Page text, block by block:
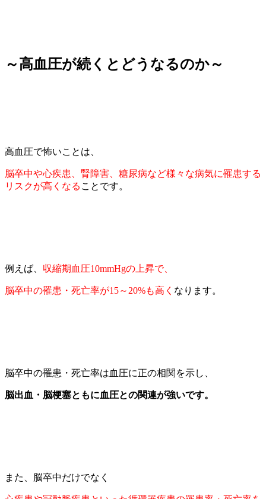
～高血圧が続くとどうなるのか～
高血圧で怖いことは、
脳卒中や心疾患、腎障害、糖尿病など様々な病気に罹患する
リスクが高くなる ことです。
例えば、 収縮期血圧10mmHgの上昇で、
脳卒中の罹患・死亡率が15～ 20%も高く なります。
脳卒中の罹患・死亡率は血圧に正の相関を示し、
脳出血・脳梗塞ともに血圧との関連が強いです。
また、脳卒中だけでなく